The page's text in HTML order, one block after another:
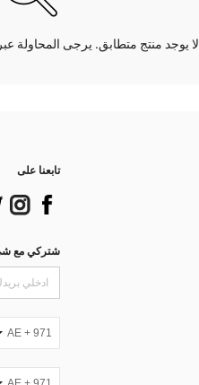
لا يوجد منتج متطابق. يرجى المحاولة
تابعنا على
شتركي مع شي
AE + 971